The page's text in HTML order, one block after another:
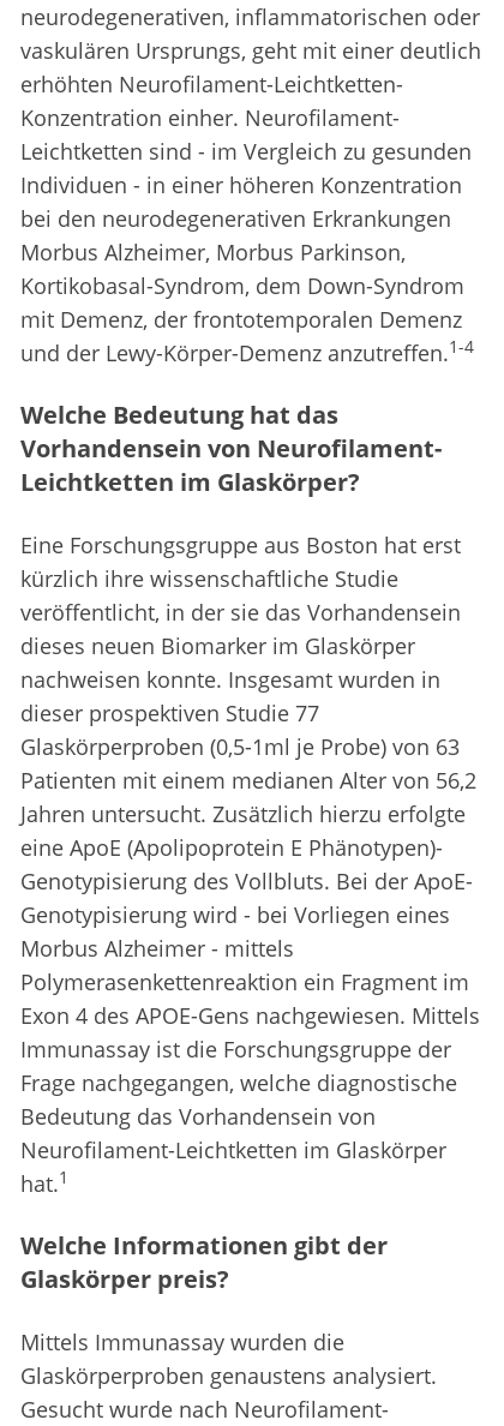
neurodegenerativen, inflammatorischen oder
vaskulären Ursprungs, geht mit einer deutlich
erhöhten Neurofilament-Leichtketten-
Konzentration einher. Neurofilament-
Leichtketten sind - im Vergleich zu gesunden
Individuen - in einer höheren Konzentration
bei den neurodegenerativen Erkrankungen
Morbus Alzheimer, Morbus Parkinson,
Kortikobasal-Syndrom, dem Down-Syndrom
mit Demenz, der frontotemporalen Demenz
und der Lewy-Körper-Demenz anzutreffen.1-4
Welche Bedeutung hat das
Vorhandensein von Neurofilament-
Leichtketten im Glaskörper?
Eine Forschungsgruppe aus Boston hat erst
kürzlich ihre wissenschaftliche Studie
veröffentlicht, in der sie das Vorhandensein
dieses neuen Biomarker im Glaskörper
nachweisen konnte. Insgesamt wurden in
dieser prospektiven Studie 77
Glaskörperproben (0,5-1ml je Probe) von 63
Patienten mit einem medianen Alter von 56,2
Jahren untersucht. Zusätzlich hierzu erfolgte
eine ApoE (Apolipoprotein E Phänotypen)-
Genotypisierung des Vollbluts. Bei der ApoE-
Genotypisierung wird - bei Vorliegen eines
Morbus Alzheimer - mittels
Polymerasenkettenreaktion ein Fragment im
Exon 4 des APOE-Gens nachgewiesen. Mittels
Immunassay ist die Forschungsgruppe der
Frage nachgegangen, welche diagnostische
Bedeutung das Vorhandensein von
Neurofilament-Leichtketten im Glaskörper
hat.1
Welche Informationen gibt der
Glaskörper preis?
Mittels Immunassay wurden die
Glaskörperproben genaustens analysiert.
Gesucht wurde nach Neurofilament-